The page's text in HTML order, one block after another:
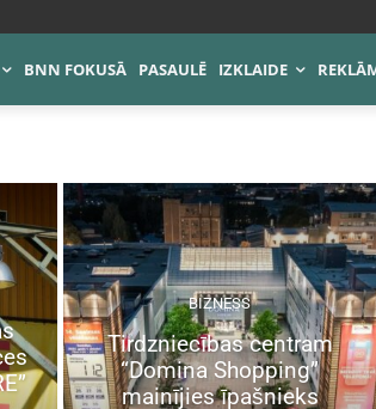
BNN FOKUSĀ PASAULĒ IZKLAIDE
BIZNESS
Tirdzniecības centram
“Domina Shopping”
mainījies īpašnieks